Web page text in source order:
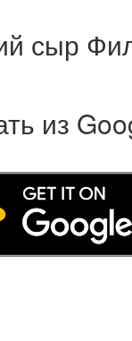
сыр
из